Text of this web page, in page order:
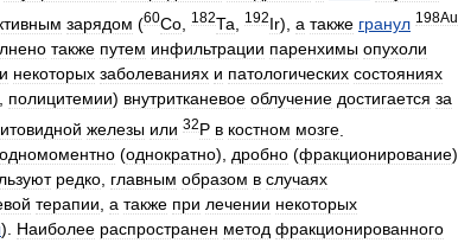
зарядом (60Со 182Та 192Ir), а также гранул 198Au
также путем инфильтрации паренхимы опухоли
некоторых заболеваниях и патологических состояниях
полицитемии) внутритканевое облучение достигается за
железы или 32Р в костном мозге
одномоментно (однократно), дробно (фракционирование)
редко, главным образом в случаях
терапии, а также при лечении некоторых
). Наиболее распространен метод фракционированного